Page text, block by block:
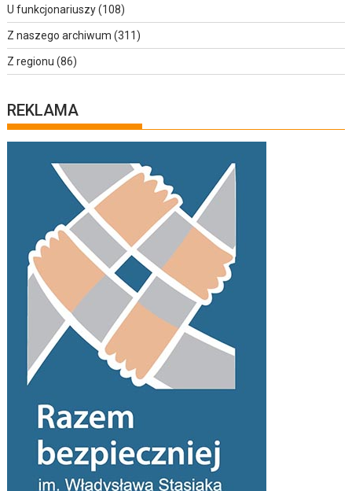
U funkcjonariuszy(108)
Z naszego archiwum (311)
Z regionu (86)
REKLAMA